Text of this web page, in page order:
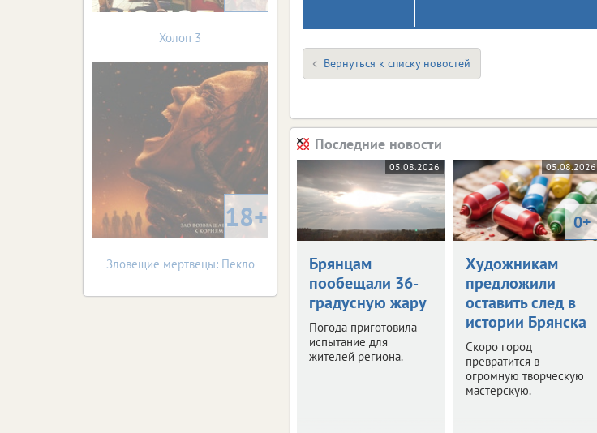
Вернуться к списку новостей
Последние новости
05.08.2026
Брянцам
пообещали 36-
градусную жару
Погода приготовила
испытание для
жителей региона.
05.08.2026
0+
Художникам
предложили
оставить след в
истории Брянска
Скоро город
превратится в
огромную творческую
мастерскую.
Холоп 3
18+
Зловещие мертвецы: Пекло